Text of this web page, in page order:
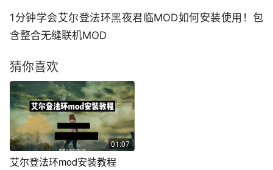
1分钟学会艾尔登法环黑夜君临MOD如何安装使用！包
含整合无缝联机MOD
猜你喜欢
01:07
艾尔登法环mod安装教程